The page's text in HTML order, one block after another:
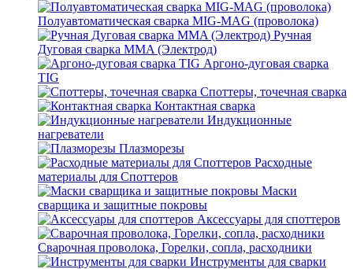
Полуавтоматическая сварка MIG-MAG (проволока)
Ручная
Дуговая сварка MMA (Электрод)
Аргоно-дуговая сварка
TIG
Споттеры, точечная сварка
Контактная сварка
Индукционные
нагреватели
Плазморезы
Расходные
материалы для Споттеров
Маски
сварщика и защитные покровы
Аксессуары для споттеров
Сварочная проволока, Горелки, сопла, расходники
Инструменты для сварки